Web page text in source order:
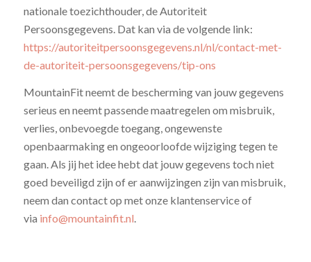
nationale toezichthouder, de Autoriteit
Persoonsgegevens. Dat kan via de volgende link:
https://autoriteitpersoonsgegevens.nl/nl/contact-met-
de-autoriteit-persoonsgegevens/tip-ons
MountainFit neemt de bescherming van jouw gegevens
serieus en neemt passende maatregelen om misbruik,
verlies, onbevoegde toegang, ongewenste
openbaarmaking en ongeoorloofde wijziging tegen te
gaan. Als jij het idee hebt dat jouw gegevens toch niet
goed beveiligd zijn of er aanwijzingen zijn van misbruik,
neem dan contact op met onze klantenservice of
via info@mountainfit.nl.